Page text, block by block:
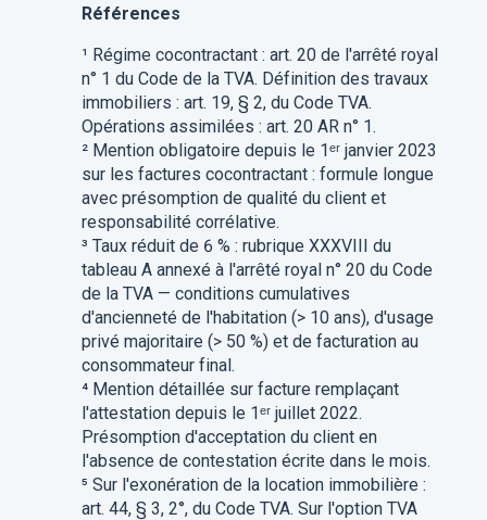
Références
¹ Régime cocontractant : art. 20 de l'arrêté royal
n° 1 du Code de la TVA. Définition des travaux
immobiliers : art. 19, § 2, du Code TVA.
Opérations assimilées : art. 20 AR n° 1.
² Mention obligatoire depuis le 1ᵉʳ janvier 2023
sur les factures cocontractant : formule longue
avec présomption de qualité du client et
responsabilité corrélative.
³ Taux réduit de 6 % : rubrique XXXVIII du
tableau A annexé à l'arrêté royal n° 20 du Code
de la TVA — conditions cumulatives
d'ancienneté de l'habitation (> 10 ans), d'usage
privé majoritaire (> 50 %) et de facturation au
consommateur final.
⁴ Mention détaillée sur facture remplaçant
l'attestation depuis le 1ᵉʳ juillet 2022.
Présomption d'acceptation du client en
l'absence de contestation écrite dans le mois.
⁵ Sur l'exonération de la location immobilière :
art. 44, § 3, 2°, du Code TVA. Sur l'option TVA